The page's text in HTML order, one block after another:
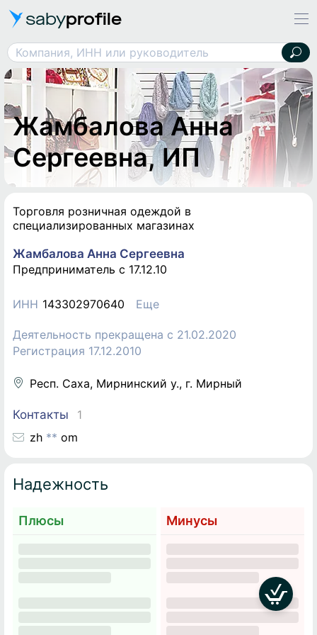
sabyprofile
Компания, ИНН или руководитель
Жамбалова Анна Сергеевна, ИП
Жамбалова Анна
Сергеевна, ИП
Торговля розничная одеждой в
специализированных магазинах
Жамбалова Анна Сергеевна
Предприниматель c 17.12.10
ИНН 143302970640 Еще
Деятельность прекращена c 21.02.2020
Регистрация 17.12.2010
Респ. Саха, Мирнинский у., г. Мирный
Контакты
1
zh ** om
Надежность
Плюсы Минусы